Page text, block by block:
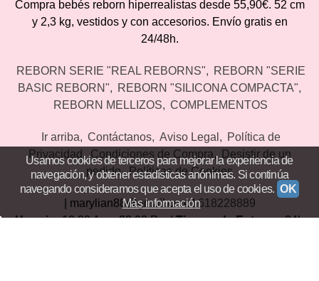
Compra bebés reborn hiperrealistas desde 55,90€. 52 cm
y 2,3 kg, vestidos y con accesorios. Envío gratis en
24/48h.
REBORN SERIE "REAL REBORNS"
REBORN "SERIE
BASIC REBORN"
REBORN "SILICONA COMPACTA"
REBORN MELLIZOS
COMPLEMENTOS
Ir arriba Contáctanos Aviso Legal
Política de
Privacidad
Condiciones de Compra
Desistir de un
pedido
Políticas de Cookies
| marylian88@gmail.com |618228889
Horario:10:00 Am - 22:00 Pm |Tiempo de Entrega:24h
Usamos cookies de terceros para mejorar la experiencia de
navegación, y obtener estadísticas anónimas. Si continúa
navegando consideramos que acepta el uso de cookies. OK
Más información